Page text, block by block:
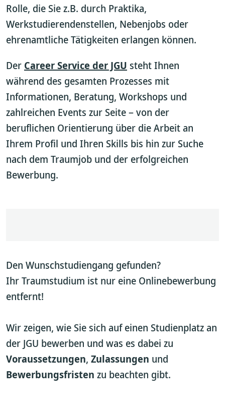
Rolle, die Sie z.B. durch Praktika,
Werkstudierendenstellen, Nebenjobs oder
ehrenamtliche Tätigkeiten erlangen können.
Der Career Service der JGU steht Ihnen
während des gesamten Prozesses mit
Informationen, Beratung, Workshops und
zahlreichen Events zur Seite – von der
beruflichen Orientierung über die Arbeit an
Ihrem Profil und Ihren Skills bis hin zur Suche
nach dem Traumjob und der erfolgreichen
Bewerbung.
Den Wunschstudiengang gefunden?
Ihr Traumstudium ist nur eine Onlinebewerbung
entfernt!
Wir zeigen, wie Sie sich auf einen Studienplatz an
der JGU bewerben und was es dabei zu
Voraussetzungen, Zulassungen und
Bewerbungsfristen zu beachten gibt.